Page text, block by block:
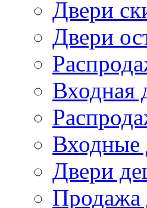
Двери
Двери
Входная
Входные
Двери
Продажа